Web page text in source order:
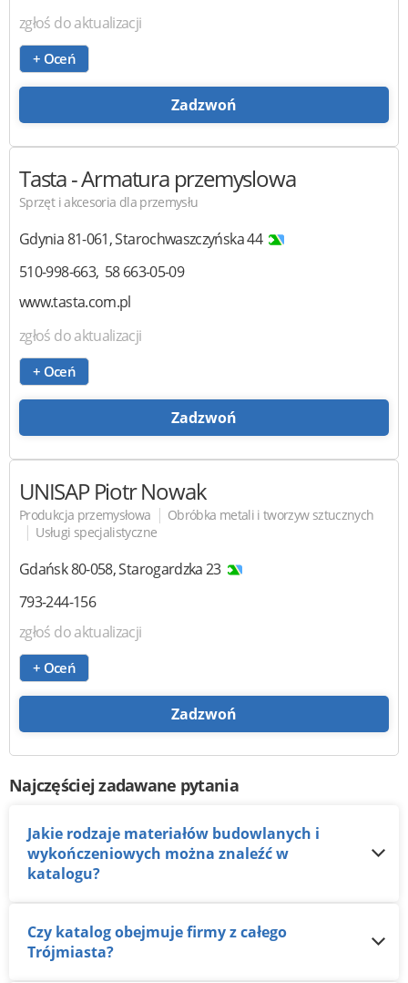
zgłoś do aktualizacji
+ Oceń
Zadzwoń
Tasta- Armatura przemyslowa
Sprzęt i akcesoria dla przemysłu
Gdynia81-061,Starochwaszczyńska 44
510-998-663 58 663-05-09
www.tasta.com.pl
zgłoś do aktualizacji
+ Oceń
Zadzwoń
UNISAP Piotr Nowak
Produkcja przemysłowa | Obróbka metali i tworzyw sztucznych
| Usługi specjalistyczne
Gdańsk80-058,Starogardzka 23
793-244-156
zgłoś do aktualizacji
+ Oceń
Zadzwoń
Najczęściej zadawane pytania
Jakie rodzaje materiałów budowlanych i
wykończeniowych można znaleźć w
katalogu?
Czy katalog obejmuje firmy z całego
Trójmiasta?